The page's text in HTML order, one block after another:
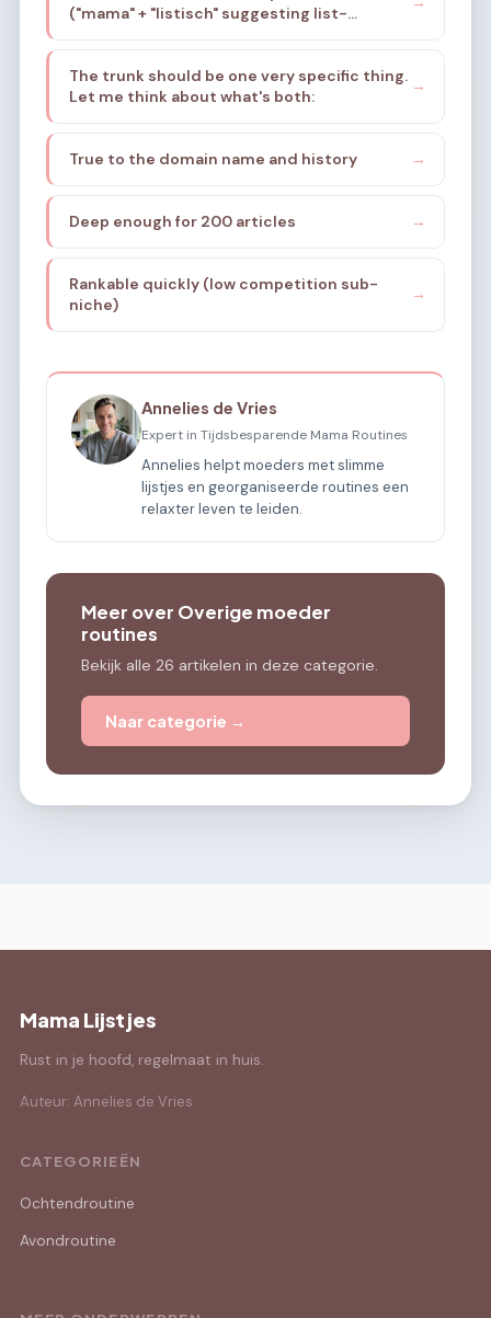
and stress reduction. The name suggests a
motherhood.
("mama" + "listisch" suggesting list-
sub-sub-niche. The brief mentions:
structure, organization, stress reduction
for mothers, list-mentality, systematic
The trunk should be one very specific thing.
Let me think about what's both:
→
True to the domain name and history →
Deep enough for 200 articles →
Rankable quickly (low competition sub-
niche)
→
Annelies de Vries
Expert in Tijdsbesparende Mama Routines
Annelies helpt moeders met slimme
lijstjes en georganiseerde routines een
relaxter leven te leiden.
Meer over Overige moeder
routines
Bekijk alle 26 artikelen in deze categorie.
Naar categorie →
Mama Lijstjes
Rust in je hoofd, regelmaat in huis.
Auteur: Annelies de Vries
CATEGORIEËN
Ochtendroutine
Avondroutine